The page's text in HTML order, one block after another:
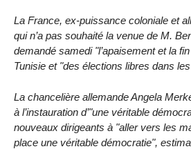
La France, ex-puissance coloniale et
qui n’a pas souhaité la venue de M.
demandé samedi "l’apaisement et la
Tunisie et "des élections libres dans
La chancelière allemande Angela
à l’instauration d’"une véritable
nouveaux dirigeants à "aller vers les
place une véritable démocratie",